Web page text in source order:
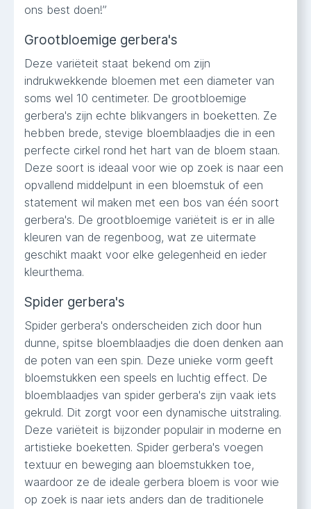
ons best doen!”
Grootbloemige gerbera's
Deze variëteit staat bekend om zijn
indrukwekkende bloemen met een diameter van
soms wel 10 centimeter. De grootbloemige
gerbera's zijn echte blikvangers in boeketten. Ze
hebben brede, stevige bloemblaadjes die in een
perfecte cirkel rond het hart van de bloem staan.
Deze soort is ideaal voor wie op zoek is naar een
opvallend middelpunt in een bloemstuk of een
statement wil maken met een bos van één soort
gerbera's. De grootbloemige variëteit is er in alle
kleuren van de regenboog, wat ze uitermate
geschikt maakt voor elke gelegenheid en ieder
kleurthema.
Spider gerbera's
Spider gerbera's onderscheiden zich door hun
dunne, spitse bloemblaadjes die doen denken aan
de poten van een spin. Deze unieke vorm geeft
bloemstukken een speels en luchtig effect. De
bloemblaadjes van spider gerbera's zijn vaak iets
gekruld. Dit zorgt voor een dynamische uitstraling.
Deze variëteit is bijzonder populair in moderne en
artistieke boeketten. Spider gerbera's voegen
textuur en beweging aan bloemstukken toe,
waardoor ze de ideale gerbera bloem is voor wie
op zoek is naar iets anders dan de traditionele